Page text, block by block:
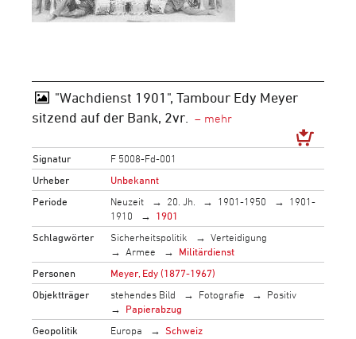
"Wachdienst 1901", Tambour Edy Meyer
sitzend auf der Bank, 2vr.
Signatur
F 5008-Fd-001
Urheber
Unbekannt
Periode
Neuzeit 20. Jh. 1901-1950
1901-
1910
1901
Schlagwörter
Sicherheitspolitik
Verteidigung
Armee
Militärdienst
Personen
Meyer, Edy (1877-1967)
Objektträger
stehendes Bild Fotografie
Positiv
Papierabzug
Geopolitik
Europa
Schweiz